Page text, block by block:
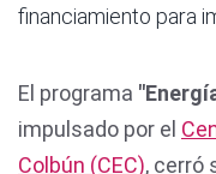
financiamiento para
El programa
impulsado por el
Colbún (CEC), cerró